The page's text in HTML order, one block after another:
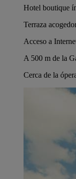
Hotel boutique
Terraza
Acceso a
A 500 m de la
Cerca de la